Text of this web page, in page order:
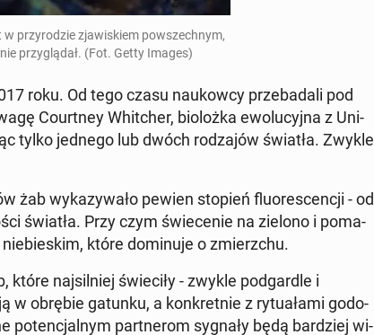
przy­ro­dzie zja­wi­skiem po­wszech­nym,
przy­glą­dał. (Fot. Getty Images)
roku. Od tego czasu na­ukow­cy prze­ba­da­li pod
Co­urt­ney Whit­cher, bio­loż­ka ewo­lu­cyj­na z Uni­
tylko jednego lub dwóch ro­dza­jów światła. Zwykle
żab wy­ka­zy­wa­ło pewien stopień flu­ore­scen­cji - od
światła. Przy czym świe­ce­nie na zielono i po­ma­
które do­mi­nu­je o zmierz­chu.
które naj­sil­niej świe­ci­ły - zwykle pod­gar­dle i
w obrębie gatunku, a kon­kret­nie z ry­tu­ała­mi go­do­
po­ten­cjal­nym part­ne­rom sygnały będą bar­dziej wi­